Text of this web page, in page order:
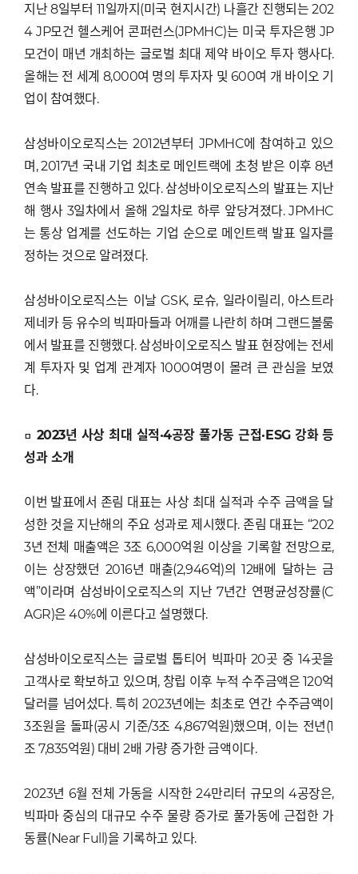
지난 8일부터 11일까지(미국 현지시간) 나흘간 진행되는 202
4 JP모건 헬스케어 콘퍼런스(JPMHC)는 미국 투자은행 JP
모건이 매년 개최하는 글로벌 최대 제약 바이오 투자 행사다.
올해는 전 세계 8,000여 명의 투자자 및 600여 개 바이오 기
업이 참여했다.
삼성바이오로직스는 2012년부터 JPMHC에 참여하고 있으
며, 2017년 국내 기업 최초로 메인트랙에 초청 받은 이후 8년
연속 발표를 진행하고 있다. 삼성바이오로직스의 발표는 지난
해 행사 3일차에서 올해 2일차로 하루 앞당겨졌다. JPMHC
는 통상 업계를 선도하는 기업 순으로 메인트랙 발표 일자를
정하는 것으로 알려졌다.
삼성바이오로직스는 이날 GSK, 로슈, 일라이릴리, 아스트라
제네카 등 유수의 빅파마들과 어깨를 나란히 하며 그랜드볼룸
에서 발표를 진행했다. 삼성바이오로직스 발표 현장에는 전세
계 투자자 및 업계 관계자 1000여명이 몰려 큰 관심을 보였
다.
□ 2023년 사상 최대 실적·4공장 풀가동 근접·ESG 강화 등
성과 소개
이번 발표에서 존림 대표는 사상 최대 실적과 수주 금액을 달
성한 것을 지난해의 주요 성과로 제시했다. 존림 대표는 “202
3년 전체 매출액은 3조 6,000억원 이상을 기록할 전망으로,
이는 상장했던 2016년 매출(2,946억)의 12배에 달하는 금
액”이라며 삼성바이오로직스의 지난 7년간 연평균성장률(C
AGR)은 40%에 이른다고 설명했다.
삼성바이오로직스는 글로벌 톱티어 빅파마 20곳 중 14곳을
고객사로 확보하고 있으며, 창립 이후 누적 수주금액은 120억
달러를 넘어섰다. 특히 2023년에는 최초로 연간 수주금액이
3조원을 돌파(공시 기준/3조 4,867억원)했으며, 이는 전년(1
조 7,835억원) 대비 2배 가량 증가한 금액이다.
2023년 6월 전체 가동을 시작한 24만리터 규모의 4공장은,
빅파마 중심의 대규모 수주 물량 증가로 풀가동에 근접한 가
동률(Near Full)을 기록하고 있다.